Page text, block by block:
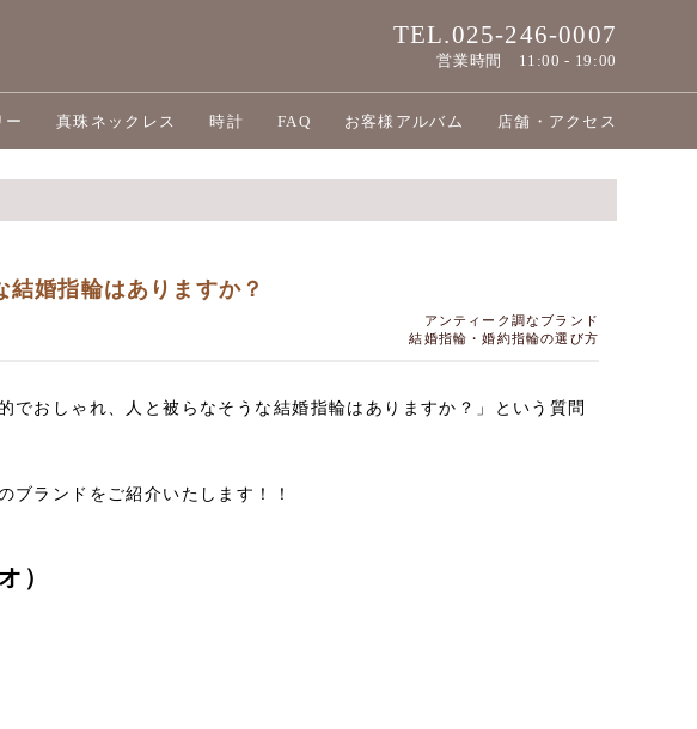
TEL.025-246-0007
営業時間 11:00 - 19:00
ー 真珠ネックレス 時計 FAQ お客様アルバム 店舗・アクセス
婚指輪はありますか？
アンティーク調なブランド
結婚指輪・婚約指輪の選び方
でおしゃれ、人と被らなそうな結婚指輪はありますか？」という質問
ブランドをご紹介いたします！！
）